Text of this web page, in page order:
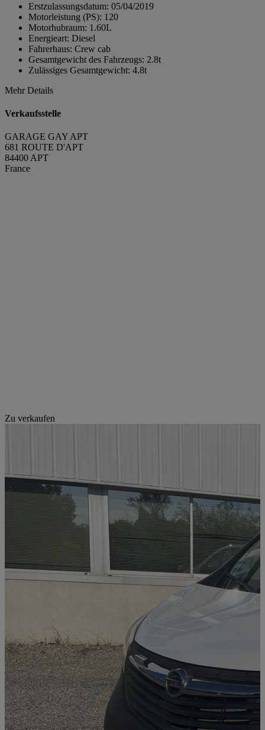
Erstzulassungsdatum: 05/04/2019
Motorleistung (PS): 120
Motorhubraum: 1.60L
Energieart: Diesel
Fahrerhaus: Crew cab
Gesamtgewicht des Fahrzeugs: 2.8t
Zulässiges Gesamtgewicht: 4.8t
Mehr Details
Verkaufsstelle
GARAGE GAY APT
681 ROUTE D'APT
84400 APT
France
Zu verkaufen